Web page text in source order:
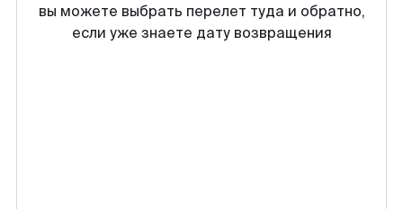
вы можете выбрать перелет туда и обратно,
если уже знаете дату возвращения